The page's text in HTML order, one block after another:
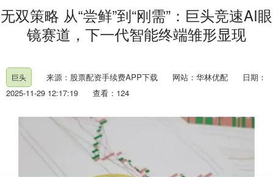
无双策略 从“尝鲜”到“刚需”：巨头竞速AI眼
镜赛道，下一代智能终端雏形显现
巨头 来源：股票配资手续费APP下载 网站：华林优配
日期：
2025-11-29 12:17:19
查看：124